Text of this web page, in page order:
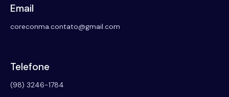
Email
coreconma.contato@gmail.com
Telefone
(98) 3246-1784